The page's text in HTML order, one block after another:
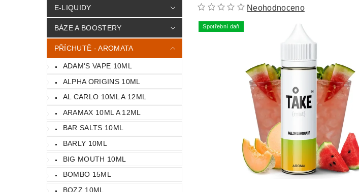
E-LIQUIDY
BÁZE A BOOSTERY
PŘÍCHUTĚ - AROMATA
ADAM'S VAPE 10ML
ALPHA ORIGINS 10ML
AL CARLO 10ML A 12ML
ARAMAX 10ML A 12ML
BAR SALTS 10ML
BARLY 10ML
BIG MOUTH 10ML
BOMBO 15ML
BOZZ 10ML
Neohodnoceno
Spotřební daň